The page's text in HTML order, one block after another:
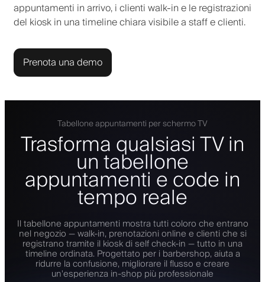
appuntamenti in arrivo, i clienti walk-in e le registrazioni
del kiosk in una timeline chiara visibile a staff e clienti.
Prenota una demo
Tabellone appuntamenti per schermo TV
Trasforma qualsiasi TV in
un tabellone
appuntamenti e code in
tempo reale
Il tabellone appuntamenti mostra tutti coloro che entrano
nel negozio — walk-in, prenotazioni online e clienti che si
registrano tramite il kiosk di self check-in — tutto in una
timeline ordinata. Progettato per i barbershop, aiuta a
ridurre la confusione, migliorare il flusso e creare
un'esperienza in-shop più professionale